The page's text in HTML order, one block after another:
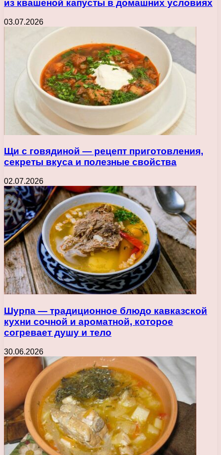
из квашеной капусты в домашних условиях
03.07.2026
Щи с говядиной — рецепт приготовления,
секреты вкуса и полезные свойства
02.07.2026
Шурпа — традиционное блюдо кавказской
кухни сочной и ароматной, которое
согревает душу и тело
30.06.2026